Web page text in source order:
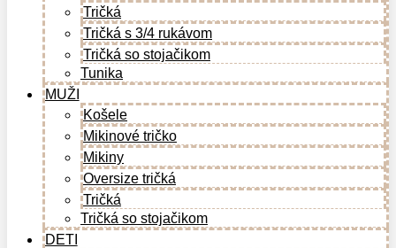
Tričká
Tričká s 3/4 rukávom
Tričká so stojačikom
Tunika
MUŽI
Košele
Mikinové tričko
Mikiny
Oversize tričká
Tričká
Tričká so stojačikom
DETI